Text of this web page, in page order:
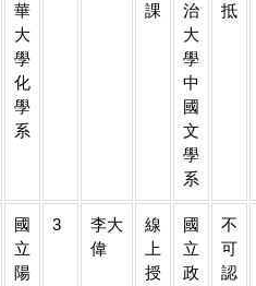
華
大
學
化
學
系
課
治
大
學
中
國
文
學
系
抵
國
立
陽
3
李大
偉
線
上
授
國
立
政
不
可
認